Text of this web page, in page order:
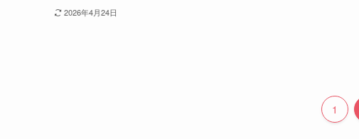
2026年4月24日
1